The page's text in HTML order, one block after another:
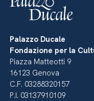
Palazzo Ducale
Fondazione per la
Piazza Matteotti 9
16123 Genova
C.F. 03288320157
P.I. 03137910109